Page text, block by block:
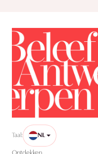
Taal: NL